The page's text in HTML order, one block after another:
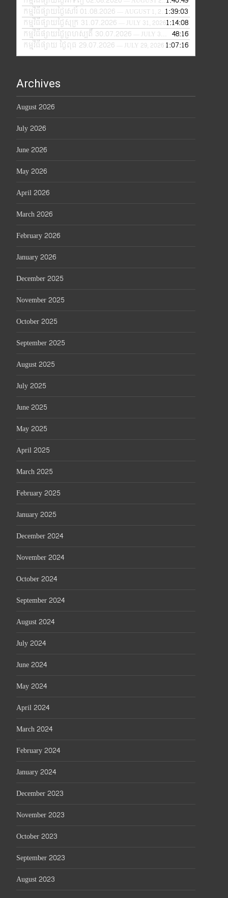
កម្មវិធីផ្សាយថ្ងៃសៅរ៍ 01.08.2026
— AUGUST 1, 2026 1:39:03
កម្មវិធីផ្សាយថ្ងៃសុក្រ 31.07.2026
— JULY 31, 20261:14:08
កម្មវិធីផ្សាយថ្ងៃព្រហស្បតិ៍ 30.07.2026
— JULY 30, 2026
48:16
កម្មវិធីផ្សាយ ថ្ងៃពុធ 29.07.2026
— JULY 29, 20261:07:16
Archives
August 2026
July 2026
June 2026
May 2026
April 2026
March 2026
February 2026
January 2026
December 2025
November 2025
October 2025
September 2025
August 2025
July 2025
June 2025
May 2025
April 2025
March 2025
February 2025
January 2025
December 2024
November 2024
October 2024
September 2024
August 2024
July 2024
June 2024
May 2024
April 2024
March 2024
February 2024
January 2024
December 2023
November 2023
October 2023
September 2023
August 2023